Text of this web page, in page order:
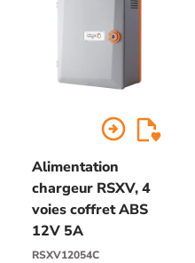
arrow_circle_right
Alimentation
chargeur RSXV, 4
voies coffret ABS
12V 5A
RSXV12054C